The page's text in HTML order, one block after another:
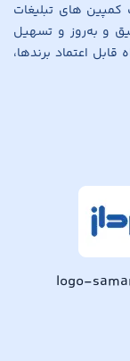
کمپین های تبلیغات
و به‌روز و تسهیل
اعتماد برندها،